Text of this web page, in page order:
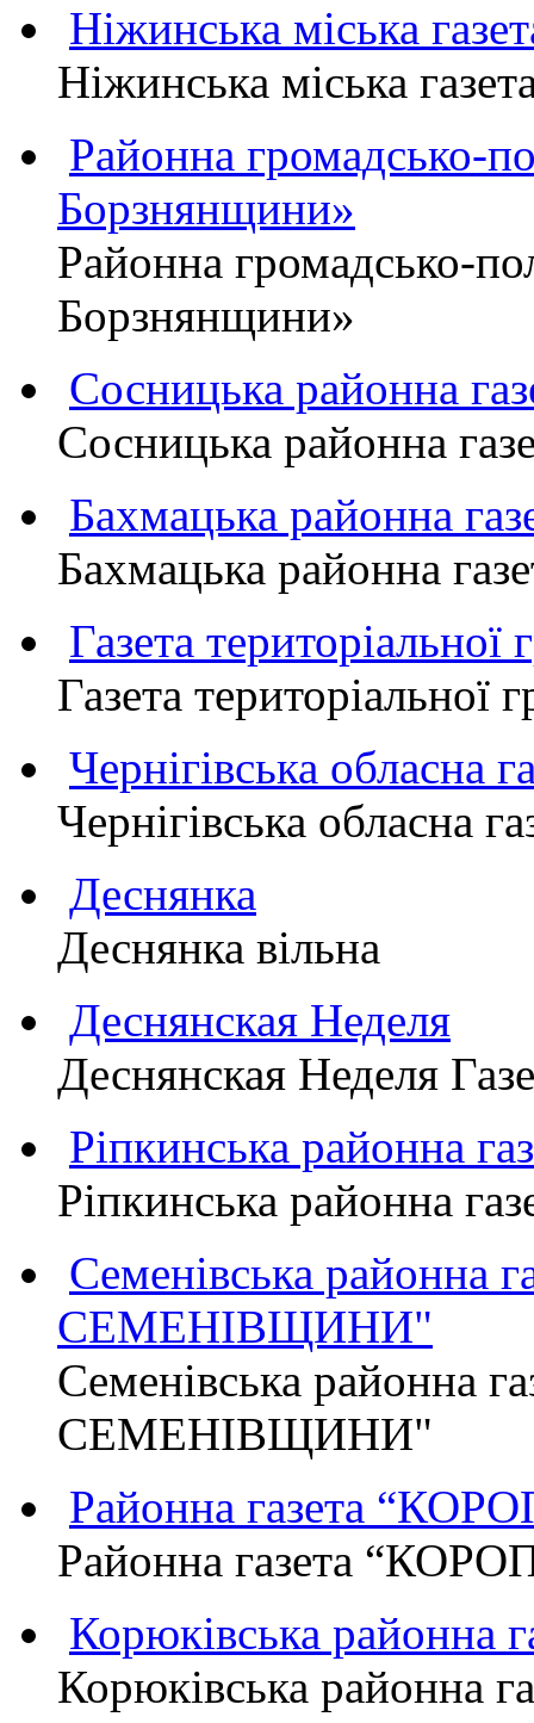
Ніжинська міська
Ніжинська міська
Районна громадсько-
Борзнянщини»
Районна громадсько-
Борзнянщини»
Сосницька районна
Сосницька районна
Бахмацька районна
Бахмацька районна
Газета
Газета
Чернігівська обласна
Чернігівська обласна
Деснянка
Деснянка вільна
Деснянская Неделя
Деснянская Неделя
Ріпкинська районна
Ріпкинська районна
Семенівська районна
СЕМЕНІВЩИНИ"
Семенівська районна
СЕМЕНІВЩИНИ"
Районна газета
Районна газета
Корюківська районна
Корюківська районна